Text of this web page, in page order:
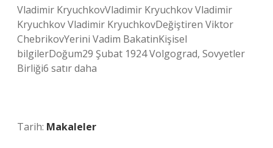
Vladimir KryuchkovVladimir Kryuchkov Vladimir
Kryuchkov Vladimir KryuchkovDeğiştiren Viktor
ChebrikovYerini Vadim BakatinKişisel
bilgilerDoğum29 Şubat 1924 Volgograd, Sovyetler
Birliği6 satır daha
Tarih: Makaleler